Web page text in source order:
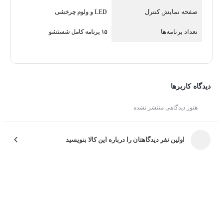
آن در طول استفاده می‌شود.
خوش‌ساخت این برند است که با طراحی حرفه‌ای، قابلیت‌های
کاربردی و پشتیبانی قوی، تجربه‌ای مطمئن و راحت را برای
صفحه نمایش کنترل LED و ولوم چرخشی
تعداد برنامه‌ها ۱۵ برنامه کامل شستشو
دیدگاه کاربرها
هنوز دیدگاهی منتشر نشده
اولین نفر دیدگاهتان را درباره این کالا بنویسید